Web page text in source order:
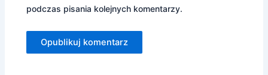
podczas pisania kolejnych komentarzy.